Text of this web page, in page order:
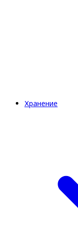
Хранение